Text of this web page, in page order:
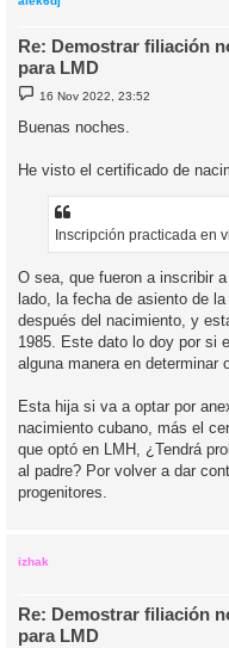
Re: Demostrar filiación
para LMD
M
e
s
e
16 Nov 2022, 23:52
Buenas noches.
He visto el certificado de
Inscripción practicada en
O sea, que fueron a inscribir
lado, la fecha de asiento de
después del nacimiento, y
1985. Este dato lo doy por si
alguna manera en determinar
Esta hija si va a optar por
nacimiento cubano, más el
que optó en LMH, ¿Tendrá
al padre? Por volver a dar
progenitores.
izhak
Re: Demostrar filiación
para LMD